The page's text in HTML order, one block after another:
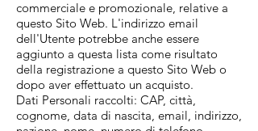
commerciale e promozionale, relative a
questo Sito Web. L'indirizzo email
dell'Utente potrebbe anche essere
aggiunto a questa lista come risultato
della registrazione a questo Sito Web o
dopo aver effettuato un acquisto.
Dati Personali raccolti: CAP, città,
cognome, data di nascita, email, indirizzo,